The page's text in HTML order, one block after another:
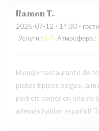
RamonT
2026-07-12 - 14:30 -
Услуги : 5/5 Атмосфера :
El mejor restaurante de
platos típicos belgas, la
podréis comer en una de
además hablan español!